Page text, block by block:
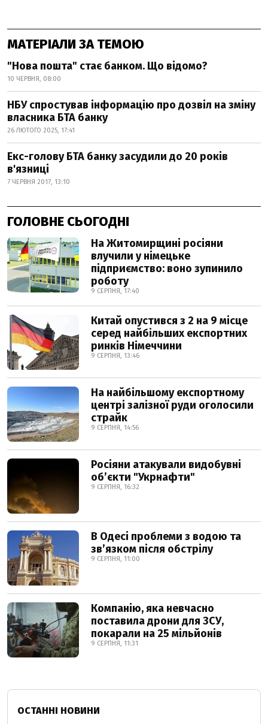
МАТЕРІАЛИ ЗА ТЕМОЮ
"Нова пошта" стає банком. Що відомо?
10 ЧЕРВНЯ, 08:00
НБУ спростував інформацію про дозвіл на зміну
власника БТА банку
26 ЛЮТОГО 2025, 17:41
Екс-голову БТА банку засудили до 20 років
в'язниці
7 ЧЕРВНЯ 2017, 13:10
ГОЛОВНЕ СЬОГОДНІ
На Житомирщині росіяни
влучили у німецьке
підприємство: воно зупинило
роботу
9 СЕРПНЯ, 17:40
Китай опустився з 2 на 9 місце
серед найбільших експортних
ринків Німеччини
9 СЕРПНЯ, 13:46
На найбільшому експортному
центрі залізної руди оголосили
страйк
9 СЕРПНЯ, 14:56
Росіяни атакували видобувні
обʼєкти "Укрнафти"
9 СЕРПНЯ, 16:32
В Одесі проблеми з водою та
звʼязком після обстрілу
9 СЕРПНЯ, 11:00
Компанію, яка невчасно
поставила дрони для ЗСУ,
покарали на 25 мільйонів
9 СЕРПНЯ, 11:31
ОСТАННІ НОВИНИ